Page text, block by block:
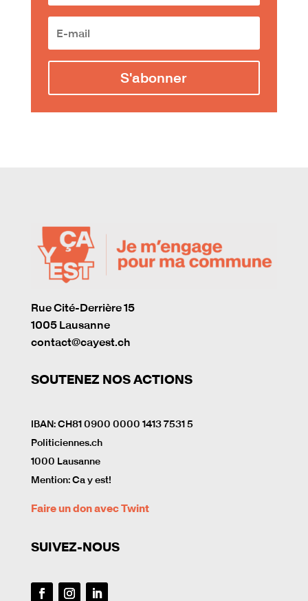
S'abonner
Rue Cité-Derrière 15
1005 Lausanne
contact@cayest.ch
SOUTENEZ NOS ACTIONS
IBAN: CH81 0900 0000 1413 7531 5
Politiciennes.ch
1000 Lausanne
Mention: Ca y est!
Faire un don avec Twint
SUIVEZ-NOUS